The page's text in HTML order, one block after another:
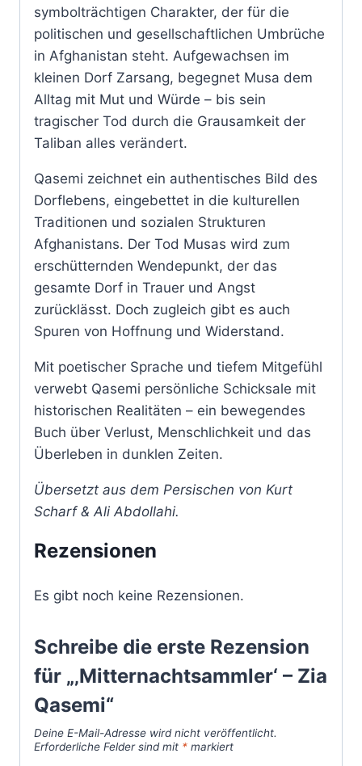
symbolträchtigen Charakter, der für die
politischen und gesellschaftlichen Umbrüche
in Afghanistan steht. Aufgewachsen im
kleinen Dorf Zarsang, begegnet Musa dem
Alltag mit Mut und Würde – bis sein
tragischer Tod durch die Grausamkeit der
Taliban alles verändert.
Qasemi zeichnet ein authentisches Bild des
Dorflebens, eingebettet in die kulturellen
Traditionen und sozialen Strukturen
Afghanistans. Der Tod Musas wird zum
erschütternden Wendepunkt, der das
gesamte Dorf in Trauer und Angst
zurücklässt. Doch zugleich gibt es auch
Spuren von Hoffnung und Widerstand.
Mit poetischer Sprache und tiefem Mitgefühl
verwebt Qasemi persönliche Schicksale mit
historischen Realitäten – ein bewegendes
Buch über Verlust, Menschlichkeit und das
Überleben in dunklen Zeiten.
Übersetzt aus dem Persischen von Kurt
Scharf & Ali Abdollahi.
Rezensionen
Es gibt noch keine Rezensionen.
Schreibe die erste Rezension
für „‚Mitternachtsammler‘ – Zia
Qasemi“
Deine E-Mail-Adresse wird nicht veröffentlicht.
Erforderliche Felder sind mit * markiert